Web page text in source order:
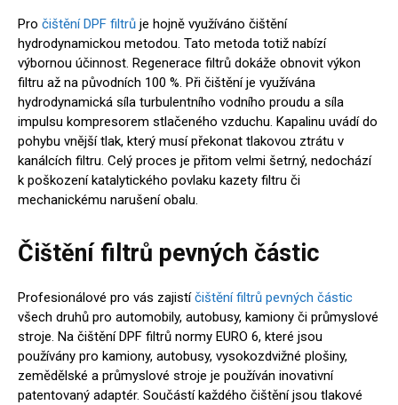
Pro čištění DPF filtrů je hojně využíváno čištění
hydrodynamickou metodou. Tato metoda totiž nabízí
výbornou účinnost. Regenerace filtrů dokáže obnovit výkon
filtru až na původních 100 %. Při čištění je využívána
hydrodynamická síla turbulentního vodního proudu a síla
impulsu kompresorem stlačeného vzduchu. Kapalinu uvádí do
pohybu vnější tlak, který musí překonat tlakovou ztrátu v
kanálcích filtru. Celý proces je přitom velmi šetrný, nedochází
k poškození katalytického povlaku kazety filtru či
mechanickému narušení obalu.
Čištění filtrů pevných částic
Profesionálové pro vás zajistíčištění filtrů pevných částic
všech druhů pro automobily, autobusy, kamiony či průmyslové
stroje. Na čištění DPF filtrů normy EURO 6, které jsou
používány pro kamiony, autobusy, vysokozdvižné plošiny,
zemědělské a průmyslové stroje je používán inovativní
patentovaný adaptér. Součástí každého čištění jsou tlakové